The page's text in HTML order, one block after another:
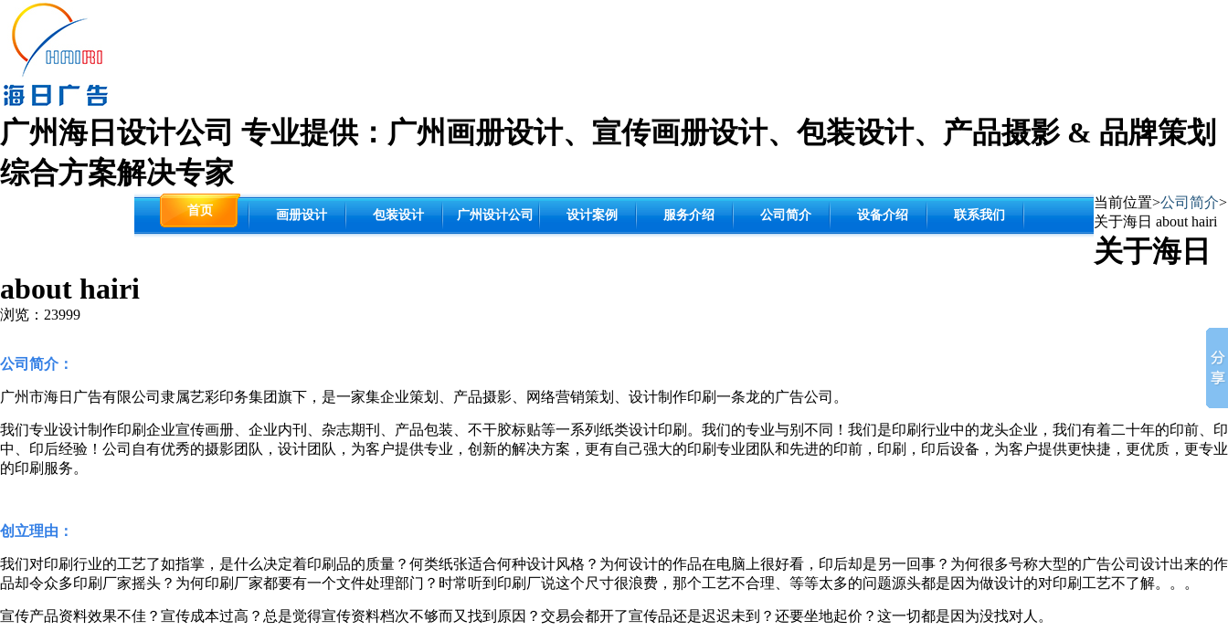
广州海日设计公司 专业提供： 广州画册设计、 宣传画册设计、 包装设计、 产品摄影& 品牌策划
综合方案解决专家
首页 画册设计 包装设计 广州设计公司 设计案例 服务介绍 公司简介 设备介绍 联系我们
当前位置>公司简介>
关于海日 about hairi
关于海日
about hairi
浏览：23999
公司简介：
广州市海日广告有限公司隶属艺彩印务集团旗下，是一家集企业策划、产品摄影、网络营销策划、设计制作印刷一条龙的广告公司。
我们专业设计制作印刷企业宣传画册、企业内刊、杂志期刊、产品包装、不干胶标贴等一系列纸类设计印刷。我们的专业与别不同！我们是印刷行业中的龙头企业，我们有着二十年的印前、印
中、印后经验！ 公司自有优秀的摄影团队 ，设计团队，为客户提供专业，创新的解决方案，更有自己强大的印刷专业团队和先进的印前，印刷，印后设备，为客户提供更快捷，更优质，更专业
的印刷服务。
创立理由：
我们对印刷行业的工艺了如指掌，是什么决定着印刷品的质量？何类纸张适合何种设计风格？为何设计的作品在电脑上很好看，印后却是另一回事？为何很多号称大型的广告公司设计出来的作
品却令众多印刷厂家摇头？为何印刷厂家都要有一个文件处理部门？时常听到印刷厂说这个尺寸很浪费，那个工艺不合理、等等太多的问题源头都是因为做设计的对印刷工艺不了解。。。
宣传产品资料效果不佳？宣传成本过高？总是觉得宣传资料档次不够而又找到原因？交易会都开了宣传品还是迟迟未到？还要坐地起价？这一切都是因为没找对人。